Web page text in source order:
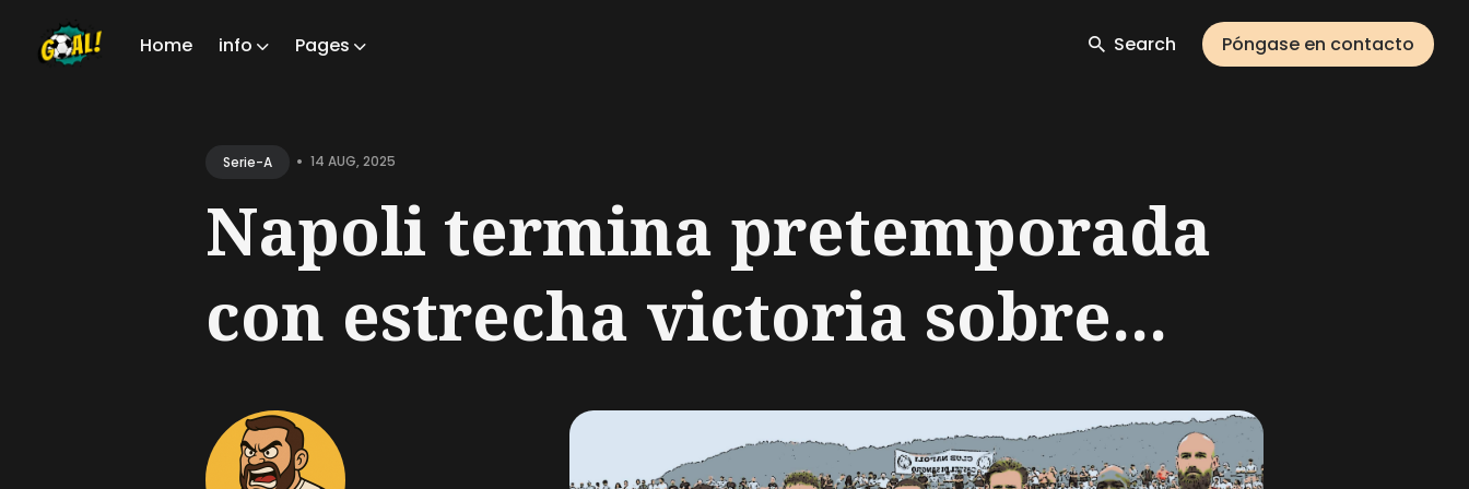
Home info Pages Search Póngase en contacto
Serie-A • 14 AUG, 2025
Napoli termina pretemporada
con estrecha victoria sobre...